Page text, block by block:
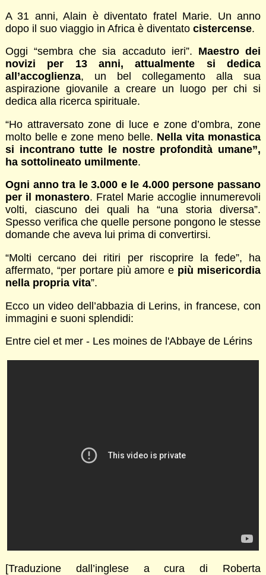
A 31 anni, Alain è diventato fratel Marie. Un anno
dopo il suo viaggio in Africa è diventato cistercense.
Oggi “sembra che sia accaduto ieri”. Maestro dei
novizi per 13 anni, attualmente si dedica
all’accoglienza, un bel collegamento alla sua
aspirazione giovanile a creare un luogo per chi si
dedica alla ricerca spirituale.
“Ho attraversato zone di luce e zone d’ombra, zone
molto belle e zone meno belle. Nella vita monastica
si incontrano tutte le nostre profondità umane”,
ha sottolineato umilmente.
Ogni anno tra le 3.000 e le 4.000 persone passano
per il monastero. Fratel Marie accoglie innumerevoli
volti, ciascuno dei quali ha “una storia diversa”.
Spesso verifica che quelle persone pongono le stesse
domande che aveva lui prima di convertirsi.
“Molti cercano dei ritiri per riscoprire la fede”, ha
affermato, “per portare più amore e più misericordia
nella propria vita”.
Ecco un video dell’abbazia di Lerins, in francese, con
immagini e suoni splendidi:
Entre ciel et mer - Les moines de l'Abbaye de Lérins
[Traduzione dall’inglese a cura di Roberta